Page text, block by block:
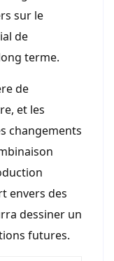
sur le
de
terme.
de
et les
changements
envers des
dessiner un
futures.